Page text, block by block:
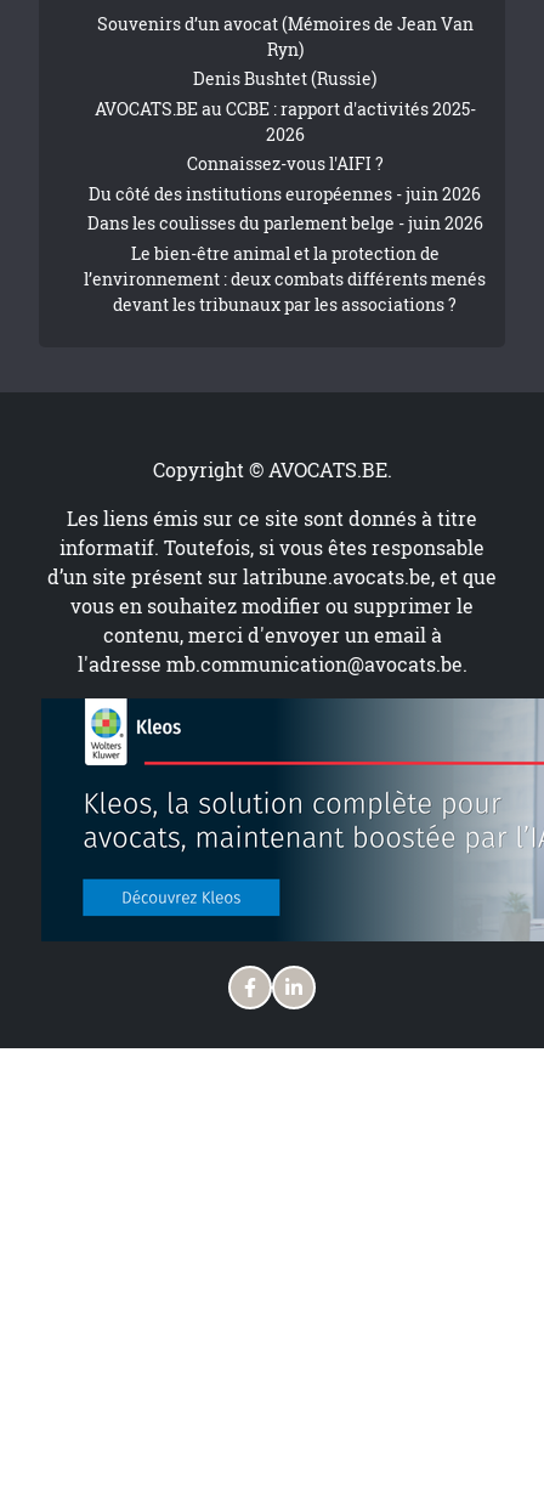
Souvenirs d’un avocat (Mémoires de Jean Van
Ryn)
Denis Bushtet (Russie)
AVOCATS.BE au CCBE : rapport d'activités 2025-
2026
Connaissez-vous l'AIFI ?
Du côté des institutions européennes - juin 2026
Dans les coulisses du parlement belge - juin 2026
Le bien-être animal et la protection de
l’environnement : deux combats différents menés
devant les tribunaux par les associations ?
Copyright © AVOCATS.BE.
Les liens émis sur ce site sont donnés à titre
informatif. Toutefois, si vous êtes responsable
d’un site présent surlatribune.avocats.be, et que
vous en souhaitez modifier ou supprimer le
contenu, merci d'envoyer un email à
l'adresse mb.communication@avocats.be.